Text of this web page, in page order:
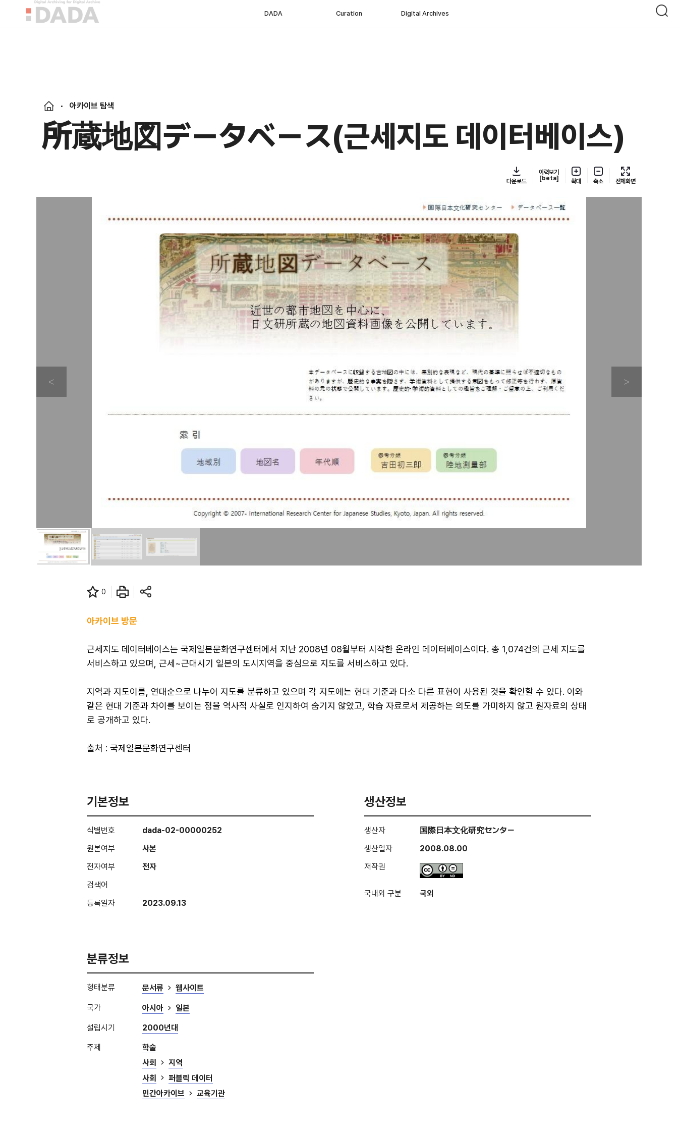
DADA Curation Digital Archives
아카이브 탐색
所蔵地図データベース(근세지도 데이터베이스)
다운로드
이력보기
[beta]
확대 축소 전체화면
0
아카이브 방문
근세지도 데이터베이스는 국제일본문화연구센터에서 지난 2008년 08월부터 시작한 온라인 데이터베이스이다. 총 1,074건의 근세 지도를
서비스하고 있으며, 근세~근대시기 일본의 도시지역을 중심으로 지도를 서비스하고 있다.
지역과 지도이름, 연대순으로 나누어 지도를 분류하고 있으며 각 지도에는 현대 기준과 다소 다른 표현이 사용된 것을 확인할 수 있다. 이와
같은 현대 기준과 차이를 보이는 점을 역사적 사실로 인지하여 숨기지 않았고, 학습 자료로서 제공하는 의도를 가미하지 않고 원자료의 상태
로 공개하고 있다.
출처 : 국제일본문화연구센터
기본정보
식별번호
dada-02-00000252
원본여부
사본
전자여부
전자
검색어
등록일자
2023.09.13
생산정보
생산자
国際日本文化研究センター
생산일자
2008.08.00
저작권
국내외 구분 국외
분류정보
형태분류 문서류 웹사이트
국가 아시아 일본
설립시기 2000년대
주제
학술
사회
지역
사회
퍼블릭 데이터
민간아카이브
교육기관